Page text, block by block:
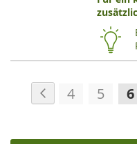
Seite
Zurück
Seite
4 Seite
5
Sie
6